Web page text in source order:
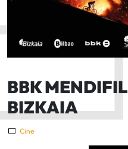
BBK
BIZKAIA
Cine